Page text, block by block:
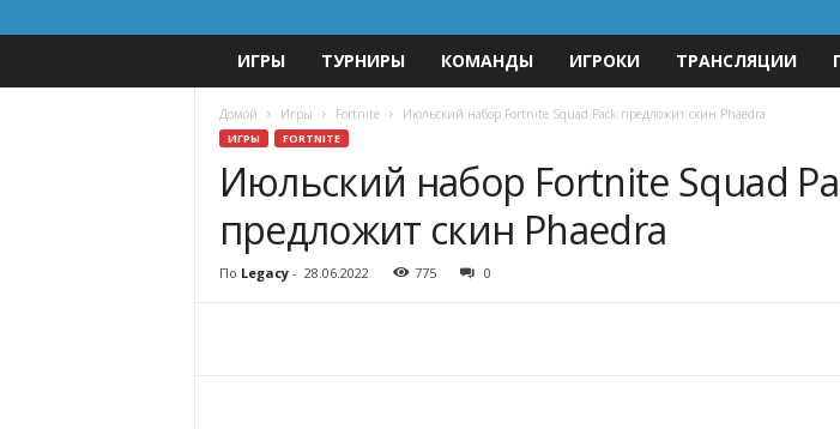
y
b
r
f
ИГРЫ ТУРНИРЫ КОМАНДЫ ИГРОКИ ТРАНСЛЯЦИИ
Домой Игры Fortnite Июльский набор Fortnite Squad Pack предложит скин Phaedra
ИГРЫ FORTNITE
Июльский набор Fortnite Squad
предложит скин Phaedra
По Legacy- 28.06.2022 775 0